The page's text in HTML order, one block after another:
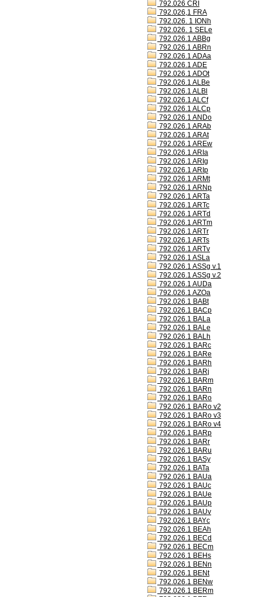
792.026 CRI
792.026,1 FRA
792.026. 1 IONh
792.026. 1 SELe
792.026.1 ABBg
792.026.1 ABRn
792.026.1 ADAa
792.026.1 ADE
792.026.1 ADOt
792.026.1 ALBe
792.026.1 ALBl
792.026.1 ALCf
792.026.1 ALCp
792.026.1 ANDo
792.026.1 ARAb
792.026.1 ARAt
792.026.1 AREw
792.026.1 ARIa
792.026.1 ARIg
792.026.1 ARIp
792.026.1 ARMt
792.026.1 ARNp
792.026.1 ARTa
792.026.1 ARTc
792.026.1 ARTd
792.026.1 ARTm
792.026.1 ARTr
792.026.1 ARTs
792.026.1 ARTv
792.026.1 ASLa
792.026.1 ASSg v.1
792.026.1 ASSg v.2
792.026.1 AUDa
792.026.1 AZOa
792.026.1 BABt
792.026.1 BACp
792.026.1 BALa
792.026.1 BALe
792.026.1 BALh
792.026.1 BARc
792.026.1 BARe
792.026.1 BARh
792.026.1 BARj
792.026.1 BARm
792.026.1 BARn
792.026.1 BARo
792.026.1 BARo v2
792.026.1 BARo v3
792.026.1 BARo v4
792.026.1 BARp
792.026.1 BARr
792.026.1 BARu
792.026.1 BASy
792.026.1 BATa
792.026.1 BAUa
792.026.1 BAUc
792.026.1 BAUe
792.026.1 BAUp
792.026.1 BAUv
792.026.1 BAYc
792.026.1 BEAh
792.026.1 BECd
792.026.1 BECm
792.026.1 BEHs
792.026.1 BENn
792.026.1 BENt
792.026.1 BENw
792.026.1 BERm